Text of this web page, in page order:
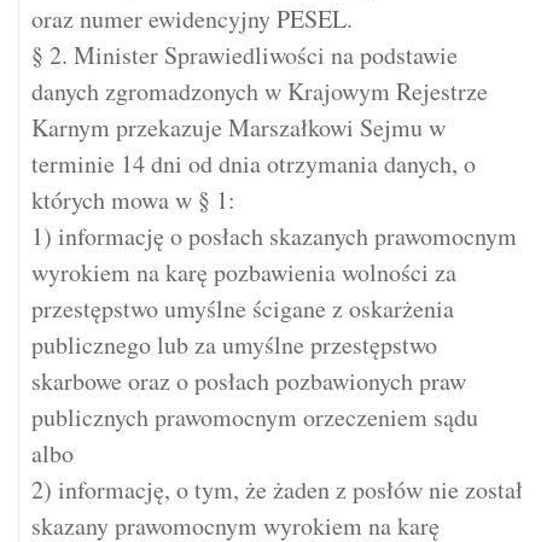
oraz numer ewidencyjny PESEL.
§ 2. Minister Sprawiedliwości na podstawie
danych zgromadzonych w Krajowym Rejestrze
Karnym przekazuje Marszałkowi Sejmu w
terminie 14 dni od dnia otrzymania danych, o
których mowa w § 1:
1) informację o posłach skazanych prawomocnym
wyrokiem na karę pozbawienia wolności za
przestępstwo umyślne ścigane z oskarżenia
publicznego lub za umyślne przestępstwo
skarbowe oraz o posłach pozbawionych praw
publicznych prawomocnym orzeczeniem sądu
albo
2) informację, o tym, że żaden z posłów nie został
skazany prawomocnym wyrokiem na karę